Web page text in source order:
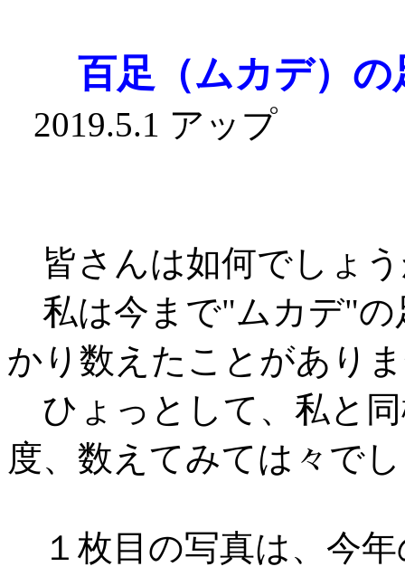
百足（ムカデ）
2019.5.1
皆さんは如何でしょ
私は今まで"ムカデ"の
かり数えたことがあり
ひょっとして、私と
度、数えてみては々で
１枚目の写真は、今年